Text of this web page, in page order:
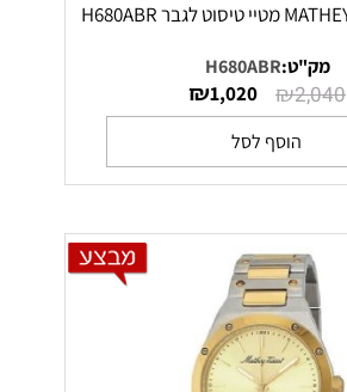
מק"ט:H680ABR
₪2,040
₪1,020
הוסף לסל